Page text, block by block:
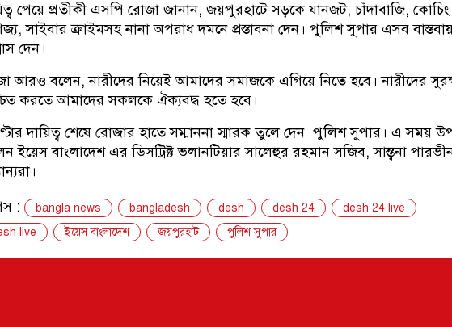
পেয়ে প্রতীকী এসপি রোজা জানান, জয়পুরহাটে সড়কে যানজট, চাঁদাবাজি, কোচিং
সাইবার ক্রাইমসহ নানা অপরাধ দমনে প্রস্তাবনা দেন। পুলিশ সুপার এসব
দেন।
আরও বলেন, নারীদের নিয়েই আমাদের সমাজকে এগিয়ে নিতে হবে। নারীদের
করতে আমাদের সকলকে ঐক্যবদ্ধ হতে হবে।
দায়িত্ব শেষে রোজার হাতে সম্মাননা স্মারক তুলে দেন পুলিশ সুপার। এ সময়
ইয়েস বাংলাদেশ এর ডিসট্রিক্ট ভলানটিয়ার সালেহুর রহমান সজিব, সান্ত্বনা
:
bangla news bangladesh desh desh 24
desh 24 live
live
ইয়েস বাংলাদেশ জয়পুরহাট পুলিশ সুপার